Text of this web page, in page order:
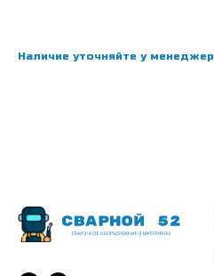
Наличие уточняйте у